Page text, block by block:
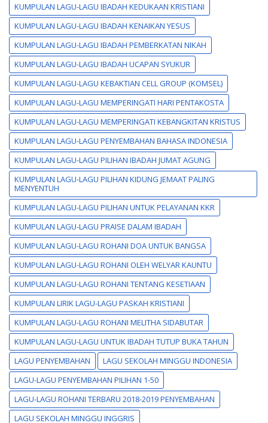
KUMPULAN LAGU-LAGU IBADAH KEDUKAAN KRISTIANI
KUMPULAN LAGU-LAGU IBADAH KENAIKAN YESUS
KUMPULAN LAGU-LAGU IBADAH PEMBERKATAN NIKAH
KUMPULAN LAGU-LAGU IBADAH UCAPAN SYUKUR
KUMPULAN LAGU-LAGU KEBAKTIAN CELL GROUP (KOMSEL)
KUMPULAN LAGU-LAGU MEMPERINGATI HARI PENTAKOSTA
KUMPULAN LAGU-LAGU MEMPERINGATI KEBANGKITAN KRISTUS
KUMPULAN LAGU-LAGU PENYEMBAHAN BAHASA INDONESIA
KUMPULAN LAGU-LAGU PILIHAN IBADAH JUMAT AGUNG
KUMPULAN LAGU-LAGU PILIHAN KIDUNG JEMAAT PALING
MENYENTUH
KUMPULAN LAGU-LAGU PILIHAN UNTUK PELAYANAN KKR
KUMPULAN LAGU-LAGU PRAISE DALAM IBADAH
KUMPULAN LAGU-LAGU ROHANI DOA UNTUK BANGSA
KUMPULAN LAGU-LAGU ROHANI OLEH WELYAR KAUNTU
KUMPULAN LAGU-LAGU ROHANI TENTANG KESETIAAN
KUMPULAN LIRIK LAGU-LAGU PASKAH KRISTIANI
KUMPULAN LAGU-LAGU ROHANI MELITHA SIDABUTAR
KUMPULAN LAGU-LAGU UNTUK IBADAH TUTUP BUKA TAHUN
LAGU PENYEMBAHAN
LAGU SEKOLAH MINGGU INDONESIA
LAGU-LAGU PENYEMBAHAN PILIHAN 1-50
LAGU-LAGU ROHANI TERBARU 2018-2019 PENYEMBAHAN
LAGU SEKOLAH MINGGU INGGRIS